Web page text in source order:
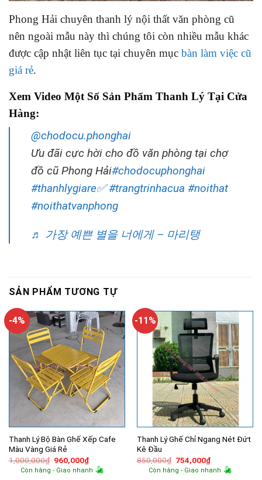
Phong Hải chuyên thanh lý nội thất văn phòng cũ
nên ngoài mẫu này thì chúng tôi còn nhiều mẫu khác
được cập nhật liên tục tại chuyên mục bàn làm việc cũ
giá rẻ.
Xem Video Một Số Sản Phẩm Thanh Lý Tại Cửa
Hàng:
@chodocu.phonghai
Ưu đãi cực hời cho đồ văn phòng tại chợ
đồ cũ Phong Hải#chodocuphonghai
#thanhlygiare✅ #trangtrinhacua #noithat
#noithatvanphong
♬ 가장 예쁜 별을 너에게 – 마리탱
SẢN PHẨM TƯƠNG TỰ
-4%
Thanh Lý Bộ Bàn Ghế Xếp Cafe
Màu Vàng Giá Rẻ
1,000,000₫ Giá
gốc
là:
960,000₫Giá
hiện
tại
Còn hàng - Giao nhanh
-11%
Thanh Lý Ghế Chỉ Ngang Nét Đứt
Kê Đầu
850,000₫ Giá
gốc
là:
754,000₫Giá
hiện
tại
Còn hàng - Giao nhanh